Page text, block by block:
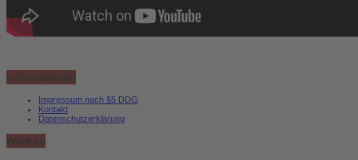
Informationen
Impressum nach §5 DDG
Kontakt
Datenschutzerklärung
Werben